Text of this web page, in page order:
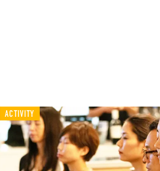
ACTIVITY